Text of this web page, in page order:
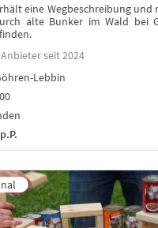
eine Wegbeschreibung
alte Bunker im Wald bei
Anbieter seit 2024
Lebbin
p.P.